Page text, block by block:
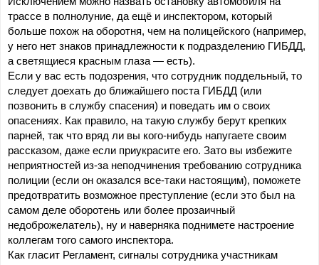
трассе в полнолуние, да ещё и инспектором, который
больше похож на оборотня, чем на полицейского (например,
у него нет знаков принадлежности к подразделению ГИБДД,
а светящиеся красным глаза — есть).
Если у вас есть подозрения, что сотрудник поддельный, то
следует доехать до ближайшего поста ГИБДД (или
позвонить в службу спасения) и поведать им о своих
опасениях. Как правило, на такую службу берут крепких
парней, так что вряд ли вы кого-нибудь напугаете своим
рассказом, даже если приукрасите его. Зато вы избежите
неприятностей из-за неподчинения требованию сотрудника
полиции (если он оказался все-таки настоящим), поможете
предотвратить возможное преступление (если это был на
самом деле оборотень или более прозаичный
недоброжелатель), ну и наверняка поднимете настроение
коллегам того самого инспектора.
Как гласит Регламент, сигналы сотрудника участникам